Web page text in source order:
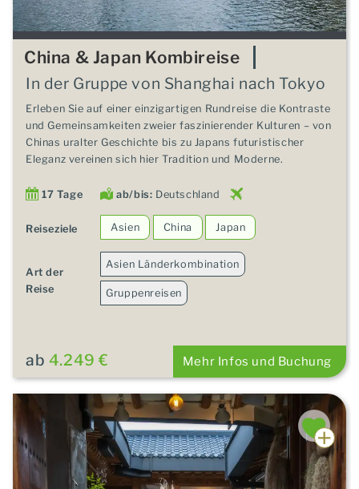
China & Japan Kombireise
In der Gruppe von Shanghai nach Tokyo
Erleben Sie auf einer einzigartigen Rundreise die Kontraste
und Gemeinsamkeiten zweier faszinierender Kulturen – von
Chinas uralter Geschichte bis zu Japans futuristischer
Eleganz vereinen sich hier Tradition und Moderne.
17 Tage ab/bis: Deutschland
Reiseziele Asien China Japan
Art der
Reise
Asien Länderkombination
Gruppenreisen
ab 4.249 € Mehr Infos und Buchung
HIGHLIGHT!